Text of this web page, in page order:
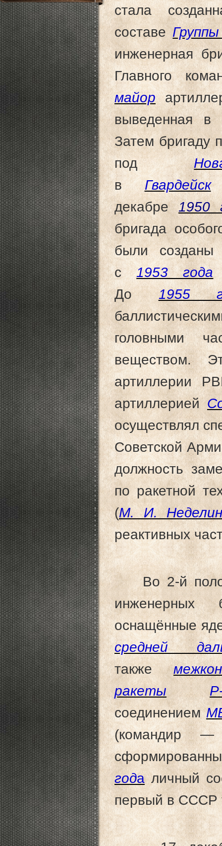
стала
составе
инженерная
Главного
майор
выведенная
Затем бригаду
под
в Гвардейск
декабре1950
бригада
были созданы
с1953 года
До 1955
головными
веществом.
артиллерии
артиллерией
осуществлял
Советской
должность
по ракетной
(М. И.
реактивных
Во 2-й
оснащённые
средней
также
ракеты
соединением
(командир —
годаличный
первый в СССР